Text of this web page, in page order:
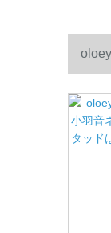
ッドは